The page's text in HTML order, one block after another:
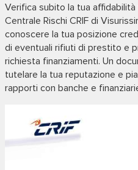
Verifica subito la tua affidabilità
Centrale Rischi CRIF di
conoscere la tua posizione
di eventuali rifiuti di prestito e
richiesta finanziamenti. Un
tutelare la tua reputazione e
rapporti con banche e